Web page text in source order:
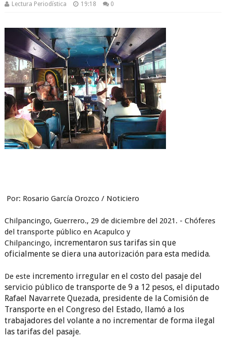
Lectura Periodística 19:18 0
Por: Rosario García Orozco / Noticiero
Chilpancingo, Guerrero., 29 de diciembre del 2021. - Chóferes
del transporte público en Acapulco y
Chilpancingo, incrementaron sus tarifas sin que
oficialmente se diera una autorización para esta medida.
De esteincremento irregular en el costo del pasaje del
servicio público de transporte de 9 a 12 pesos, el diputado
Rafael Navarrete Quezada, presidente de la Comisión de
Transporte en el Congreso del Estado, llamó a los
trabajadores del volante a no incrementar de forma ilegal
las tarifas del pasaje.